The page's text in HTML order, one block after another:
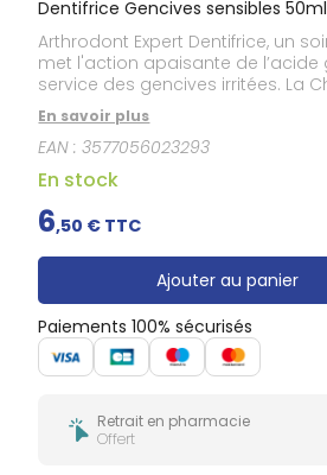
Dentifrice Gencives sensibles 50ml
Arthrodont Expert Dentifrice, un
met l'action apaisante de l’acide
service des gencives irritées. La
contenue dans sa formule lutte
de plaque dentaire et déploie son
antibactérienne. En phase
sa double action agit à la fois sur
pathogènes et sur l’état l'iiritation
pâte gélifiée facile d'utilisation et
l’efficacité d’un détartrage après
d’utilisation.
En savoir plus
EAN :3577056023293
En stock
6,50 € TTC
Ajouter au panier
Paiements 100% sécurisés
Retrait en pharmacie
Offert